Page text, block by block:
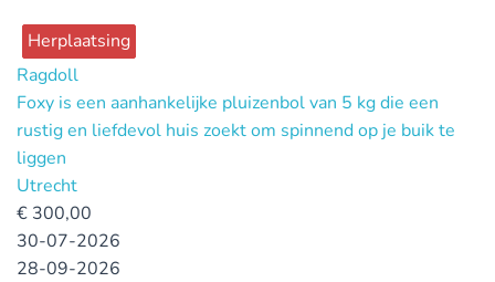
Herplaatsing
Ragdoll
Foxy is een aanhankelijke pluizenbol van 5 kg die een
rustig en liefdevol huis zoekt om spinnend op je buik te
liggen
Utrecht
€ 300,00
30-07-2026
28-09-2026